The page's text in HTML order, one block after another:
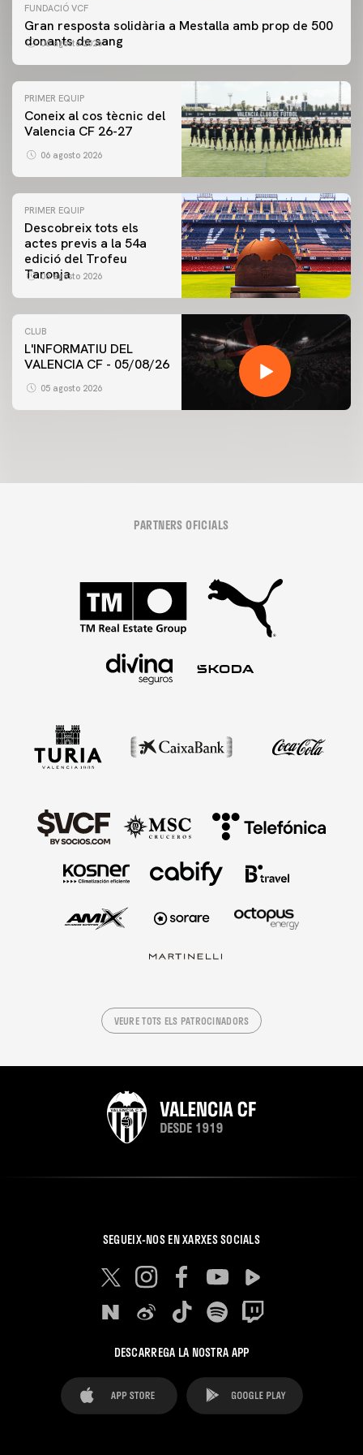
FUNDACIÓ VCF
Gran resposta solidària a Mestalla amb prop de 500
donants de sang
06 agosto 2026
PRIMER EQUIP
Coneix al cos tècnic del
Valencia CF 26-27
06 agosto 2026
PRIMER EQUIP
Descobreix tots els
actes previs a la 54a
edició del Trofeu
Taronja
06 agosto 2026
CLUB
L'INFORMATIU DEL
VALENCIA CF - 05/08/26
05 agosto 2026
PARTNERS OFICIALS
VEURE TOTS ELS PATROCINADORS
SEGUEIX-NOS EN XARXES SOCIALS
DESCARREGA LA NOSTRA APP